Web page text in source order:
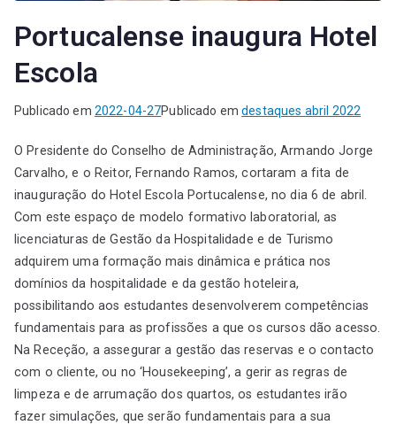
Portucalense inaugura Hotel
Escola
Publicado em 2022-04-27Publicado emdestaques abril 2022
O Presidente do Conselho de Administração, Armando Jorge
Carvalho, e o Reitor, Fernando Ramos, cortaram a fita de
inauguração do Hotel Escola Portucalense, no dia 6 de abril.
Com este espaço de modelo formativo laboratorial, as
licenciaturas de Gestão da Hospitalidade e de Turismo
adquirem uma formação mais dinâmica e prática nos
domínios da hospitalidade e da gestão hoteleira,
possibilitando aos estudantes desenvolverem competências
fundamentais para as profissões a que os cursos dão acesso.
Na Receção, a assegurar a gestão das reservas e o contacto
com o cliente, ou no ‘Housekeeping’, a gerir as regras de
limpeza e de arrumação dos quartos, os estudantes irão
fazer simulações, que serão fundamentais para a sua